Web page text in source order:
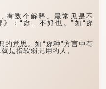
数个解释。最常见是不
：“孬，不好也。”如“孬
意思。如“孬种”方言中有
是指软弱无用的人。